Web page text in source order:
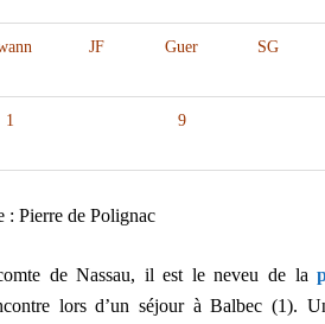
JF Guer SG
1 9
: Pierre de Polignac
de Nassau, il est le neveu de la
lors d’un séjour à Balbec (1).